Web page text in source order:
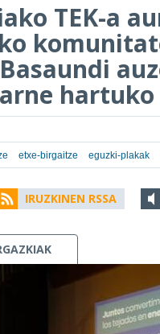
TEK-a
hartuko
etxe-birgaitze eguzki-plakak
IRUZKINEN RSSA